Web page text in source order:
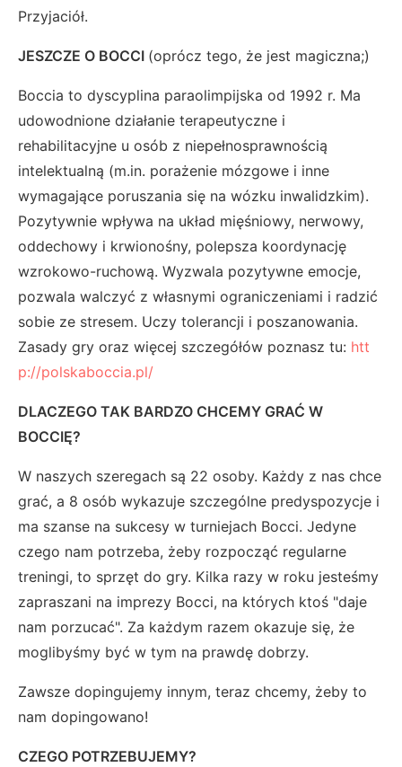
Przyjaciół.
JESZCZE O BOCCI (oprócz tego, że jest magiczna;)
Boccia to dyscyplina paraolimpijska od 1992 r. Ma
udowodnione działanie terapeutyczne i
rehabilitacyjne u osób z niepełnosprawnością
intelektualną (m.in. porażenie mózgowe i inne
wymagające poruszania się na wózku inwalidzkim).
Pozytywnie wpływa na układ mięśniowy, nerwowy,
oddechowy i krwionośny, polepsza koordynację
wzrokowo-ruchową. Wyzwala pozytywne emocje,
pozwala walczyć z własnymi ograniczeniami i radzić
sobie ze stresem. Uczy tolerancji i poszanowania.
Zasady gry oraz więcej szczegółów poznasz tu: htt
p://polskaboccia.pl/
DLACZEGO TAK BARDZO CHCEMY GRAĆ W
BOCCIĘ?
W naszych szeregach są 22 osoby. Każdy z nas chce
grać, a 8 osób wykazuje szczególne predyspozycje i
ma szanse na sukcesy w turniejach Bocci. Jedyne
czego nam potrzeba, żeby rozpocząć regularne
treningi, to sprzęt do gry. Kilka razy w roku jesteśmy
zapraszani na imprezy Bocci, na których ktoś "daje
nam porzucać". Za każdym razem okazuje się, że
moglibyśmy być w tym na prawdę dobrzy.
Zawsze dopingujemy innym, teraz chcemy, żeby to
nam dopingowano!
CZEGO POTRZEBUJEMY?